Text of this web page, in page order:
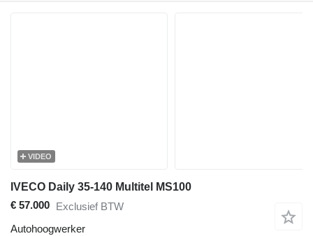
VIDEO
IVECO Daily 35-140 Multitel MS100
€ 57.000 Exclusief BTW
Autohoogwerker